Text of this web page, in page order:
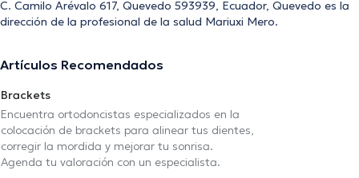
C. Camilo Arévalo 617, Quevedo 593939, Ecuador, Quevedo es la
dirección de la profesional de la salud Mariuxi Mero.
Artículos Recomendados
Brackets
Encuentra ortodoncistas especializados en la
colocación de brackets para alinear tus dientes,
corregir la mordida y mejorar tu sonrisa.
Agenda tu valoración con un especialista.